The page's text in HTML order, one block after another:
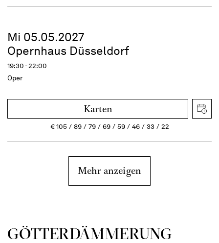
Mi 05.05.2027
Opernhaus Düsseldorf
19:30 - 22:00
Oper
Karten
€105 89 79 69 59 46 33 22
Mehr anzeigen
GÖTTER­DÄMMERUNG